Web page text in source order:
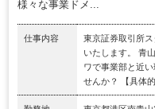
様々な事業ドメ...
仕事内容
東京証券取引所
いたします。 青
ワで事業部と近
せんか？ 【具体的